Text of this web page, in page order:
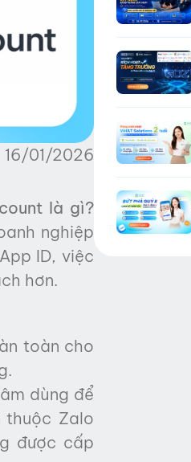
16/01/2026
là gì?
nghiệp
ID, việc
hơn.
toàn cho
dùng để
Zalo
được cấp